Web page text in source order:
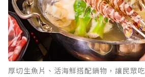
厚切生魚片、活海鮮搭配鍋物，讓民眾